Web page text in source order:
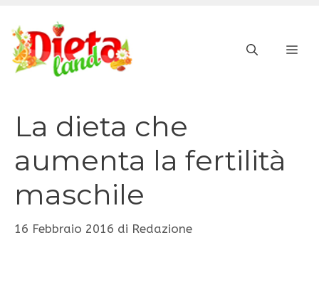
contenuto
La dieta che
aumenta la fertilità
maschile
16 Febbraio 2016 di Redazione